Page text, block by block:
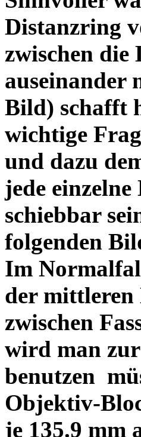
Distanzring
zwischen die
auseinander
Bild) schafft
wichtige
und dazu
jede
schiebbar
folgenden
Im
der mittleren
zwischen
wird man
benutzen
Objektiv-
je 135.9 mm